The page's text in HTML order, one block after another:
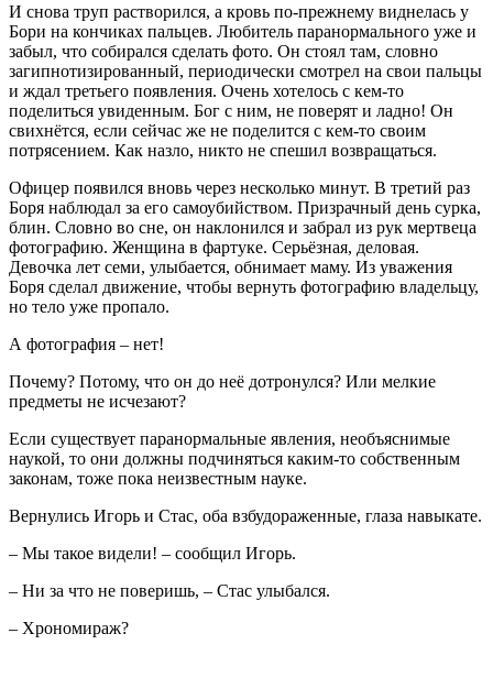
И снова труп растворился, а кровь по-прежнему виднелась у
Бори на кончиках пальцев. Любитель паранормального уже и
забыл, что собирался сделать фото. Он стоял там, словно
загипнотизированный, периодически смотрел на свои пальцы
и ждал третьего появления. Очень хотелось с кем-то
поделиться увиденным. Бог с ним, не поверят и ладно! Он
свихнётся, если сейчас же не поделится с кем-то своим
потрясением. Как назло, никто не спешил возвращаться.
Офицер появился вновь через несколько минут. В третий раз
Боря наблюдал за его самоубийством. Призрачный день сурка,
блин. Словно во сне, он наклонился и забрал из рук мертвеца
фотографию. Женщина в фартуке. Серьёзная, деловая.
Девочка лет семи, улыбается, обнимает маму. Из уважения
Боря сделал движение, чтобы вернуть фотографию владельцу,
но тело уже пропало.
А фотография – нет!
Почему? Потому, что он до неё дотронулся? Или мелкие
предметы не исчезают?
Если существует паранормальные явления, необъяснимые
наукой, то они должны подчиняться каким-то собственным
законам, тоже пока неизвестным науке.
Вернулись Игорь и Стас, оба взбудораженные, глаза навыкате.
– Мы такое видели! – сообщил Игорь.
– Ни за что не поверишь, – Стас улыбался.
– Хрономираж?